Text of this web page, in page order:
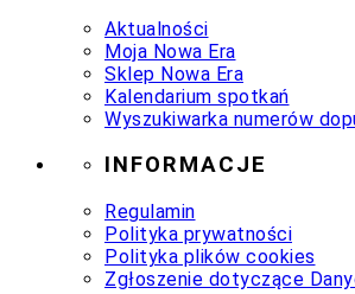
Aktualności
Moja Nowa Era
Sklep Nowa Era
Kalendarium spotkań
Wyszukiwarka numerów
INFORMACJE
Regulamin
Polityka prywatności
Polityka plików cookies
Zgłoszenie dotyczące